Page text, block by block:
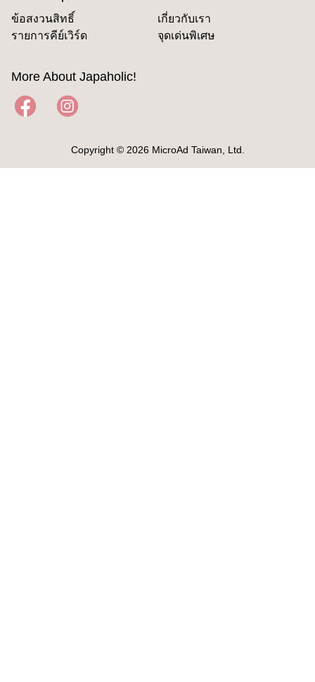
ข้อสงวนสิทธิ์
เกี่ยวกับเรา
รายการคีย์เวิร์ด
จุดเด่นพิเศษ
More About Japaholic!
Copyright © 2026 MicroAd Taiwan, Ltd.